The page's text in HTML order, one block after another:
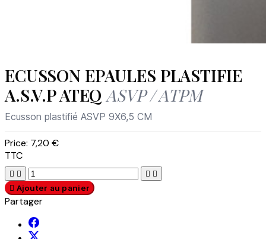
ECUSSON EPAULES PLASTIFIE
A.S.V.P ATEQ ASVP / ATPM
Ecusson plastifié ASVP 9X6,5 CM
Price: 7,20 €
TTC
   
 Ajouter au panier
Partager